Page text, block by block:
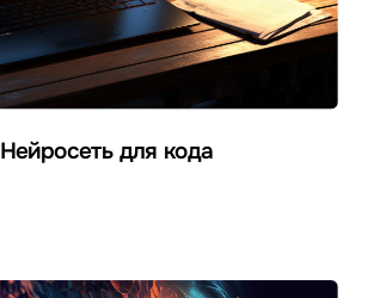
Нейросеть для кода